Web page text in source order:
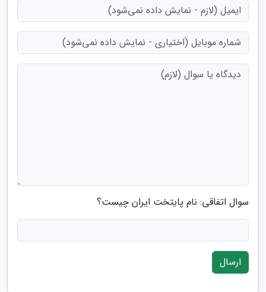
سوال اتفاقی: نام پایتخت ایران چیست؟
ارسال